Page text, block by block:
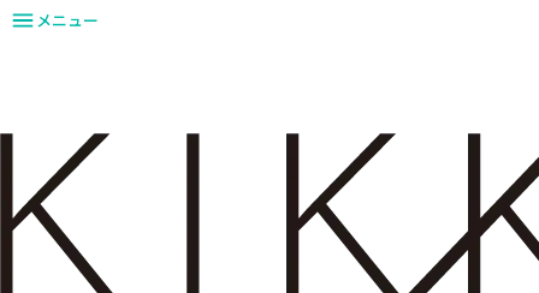
メニュー